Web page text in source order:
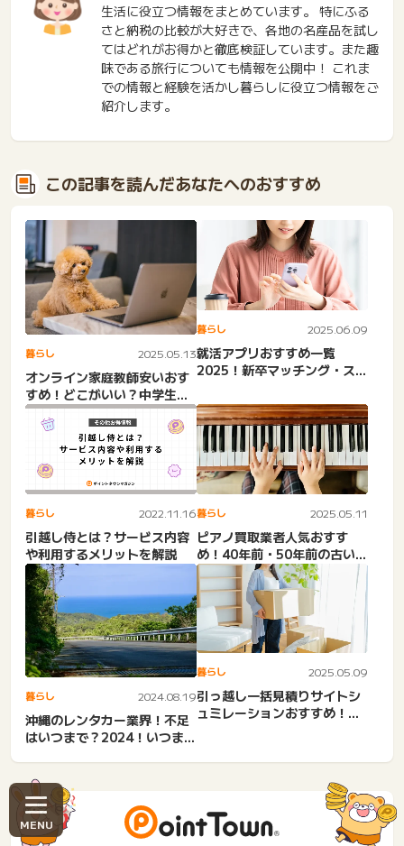
生活に役立つ情報をまとめています。 特にふる
さと納税の比較が大好きで、各地の名産品を試し
てはどれがお得かと徹底検証しています。また趣
味である旅行についても情報を公開中！ これま
での情報と経験を活かし暮らしに役立つ情報をご
紹介します。
この記事を読んだあなたへのおすすめ
暮らし 2025.05.13
オンライン家庭教師安いおす
すめ！どこがいい？中学生・
高校生・単発・高校受験対
策...
暮らし 2025.06.09
就活アプリおすすめ一覧
2025！新卒マッチング・スカ
暮らし 2022.11.16
引越し侍とは？サービス内容
や利用するメリットを解説
暮らし 2025.05.11
ピアノ買取業者人気おすす
め！40年前・50年前の古いピ
アノでも売れる？買取額を...
暮らし 2024.08.19
沖縄のレンタカー業界！不足
はいつまで？2024！いつま
暮らし 2025.05.09
引っ越し一括見積りサイトシ
ュミレーションおすすめ！概